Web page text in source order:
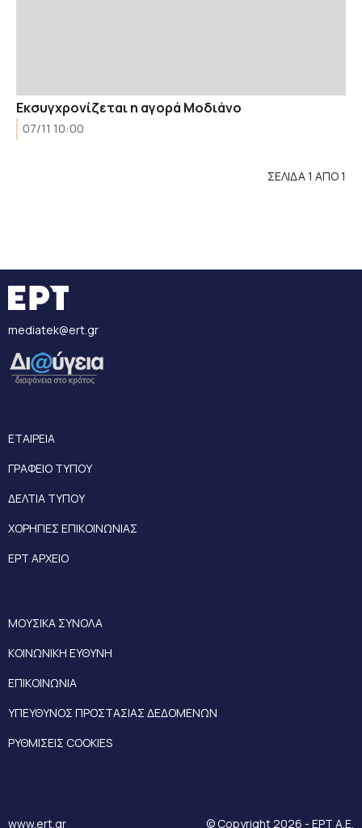
Εκσυγχρονίζεται η αγορά Μοδιάνο
07/11 10:00
ΣΕΛΙΔΑ 1 ΑΠΟ 1
mediatek@ert.gr
ΕΤΑΙΡΕΙΑ
ΓΡΑΦΕΙΟ ΤΥΠΟΥ
ΔΕΛΤΙΑ ΤΥΠΟΥ
ΧΟΡΗΓΙΕΣ ΕΠΙΚΟΙΝΩΝΙΑΣ
ΕΡΤ ΑΡΧΕΙΟ
ΜΟΥΣΙΚΑ ΣΥΝΟΛΑ
ΚΟΙΝΩΝΙΚΗ ΕΥΘΥΝΗ
ΕΠΙΚΟΙΝΩΝΙΑ
ΥΠΕΥΘΥΝΟΣ ΠΡΟΣΤΑΣΙΑΣ ΔΕΔΟΜΕΝΩΝ
ΡΥΘΜΙΣΕΙΣ COOKIES
www.ert.gr © Copyright 2026 - ΕΡΤ Α.Ε.